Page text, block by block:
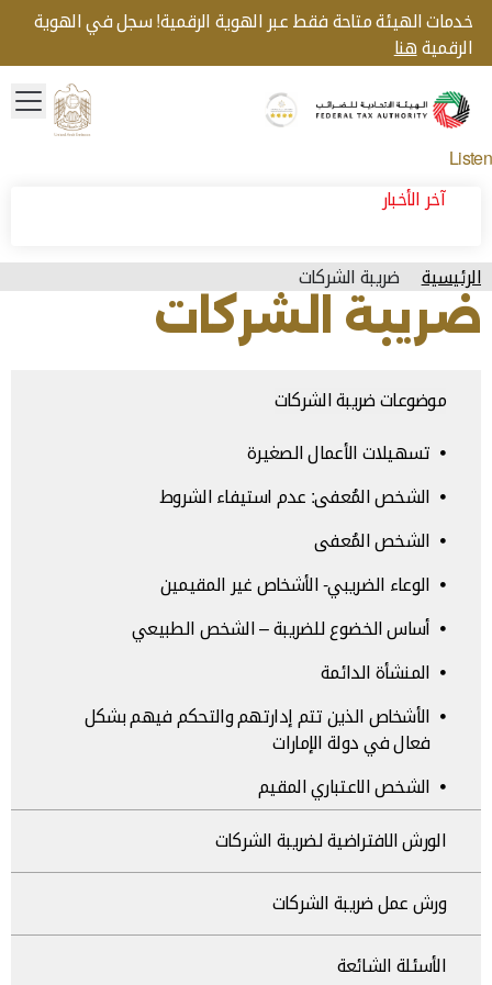
خدمات الهيئة متاحة فقط عبر الهوية الرقمية! سجل في الهوية
الرقميةهنا
Logo
Gold star Logo
Listen
آخر الأخبار
الرئيسية ضريبة الشركات
ضريبة الشركات
موضوعات ضريبة الشركات
تسهيلات الأعمال الصغيرة
الشخص المُعفى: عدم استيفاء الشروط
الشخص المُعفى
الوعاء الضريبي- الأشخاص غير المقيمين
أساس الخضوع للضريبة – الشخص الطبيعي
المنشأة الدائمة
الأشخاص الذين تتم إدارتهم والتحكم فيهم بشكل
فعال في دولة الإمارات
الشخص الاعتباري المقيم
الورش الافتراضية لضريبة الشركات
ورش عمل ضريبة الشركات
الأسئلة الشائعة